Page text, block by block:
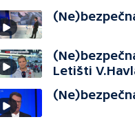
Letišti